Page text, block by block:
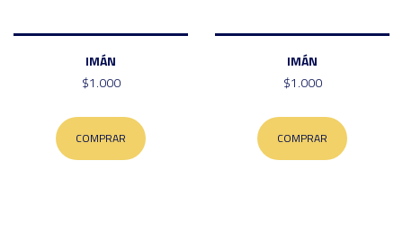
IMÁN
$1.000
COMPRAR
IMÁN
$1.000
COMPRAR